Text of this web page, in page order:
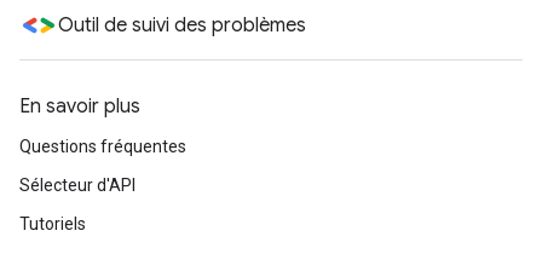
Outil de suivi des problèmes
En savoir plus
Questions fréquentes
Sélecteur d'API
Tutoriels